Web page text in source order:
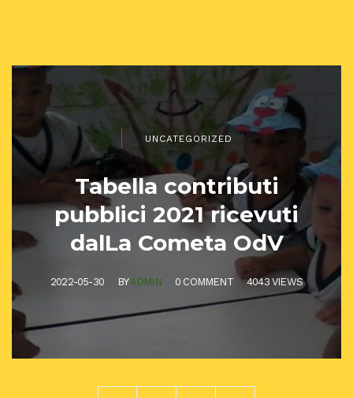
UNCATEGORIZED
Tabella contributi
pubblici 2021 ricevuti
dalLa Cometa OdV
2022-05-30 BYADMIN 0 COMMENT 4043 VIEWS